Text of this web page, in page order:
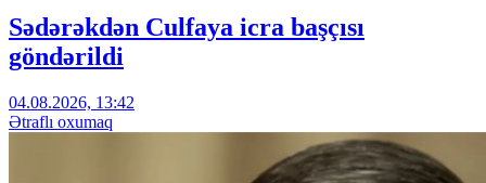
Sədərəkdən Culfaya icra başçısı
göndərildi
04.08.2026, 13:42
Ətraflı oxumaq